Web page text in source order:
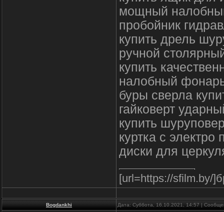
мощный
пробойник
купить дрель
ручной
купить
налобный
буры сверла
гайковерт
купить
куртка с электро
диски для
[url=https://sfilm.by/
Bogdankhi Дата: Суббота, 16.10.2021, 14:57 |